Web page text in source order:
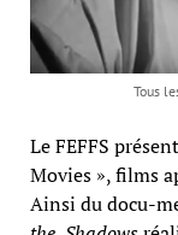
Tous
Le FEFFS
Movies », films
Ainsi du docu-